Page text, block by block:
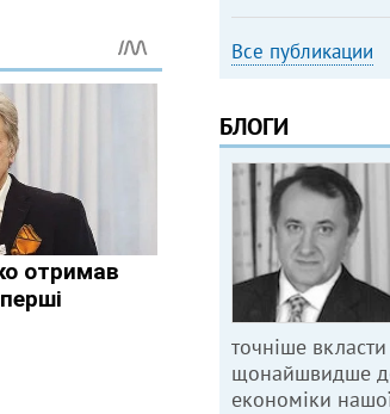
Все публикации
БЛОГИ
точніше
щонайшвидше
економіки